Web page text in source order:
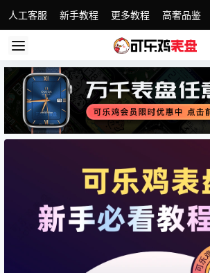
人工客服 新手教程 更多教程 高奢品鉴